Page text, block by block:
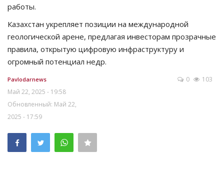
работы.
Казахстан укрепляет позиции на международной
геологической арене, предлагая инвесторам прозрачные
правила, открытую цифровую инфраструктуру и
огромный потенциал недр.
Pavlodarnews
Май 22, 2025 - 19:58
Обновленный: Май 22,
2025 - 17:59
0 103